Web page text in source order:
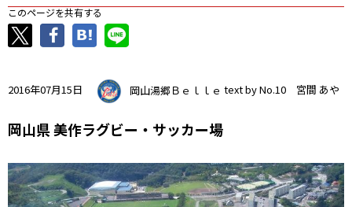
このページを共有する
2016年07月15日 岡山湯郷Ｂｅｌｌｅ text by No.10 宮間 あや
岡山県 美作ラグビー・サッカー場